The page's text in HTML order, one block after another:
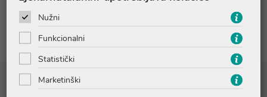
Recenzije
Nužni
Funkcionalni
Statistički
Marketinški